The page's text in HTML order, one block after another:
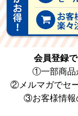
会員登録
①一部商品
②メルマガでセ
③お客様情報